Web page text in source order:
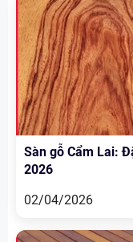
Sàn gỗ Cẩm Lai:
2026
02/04/2026